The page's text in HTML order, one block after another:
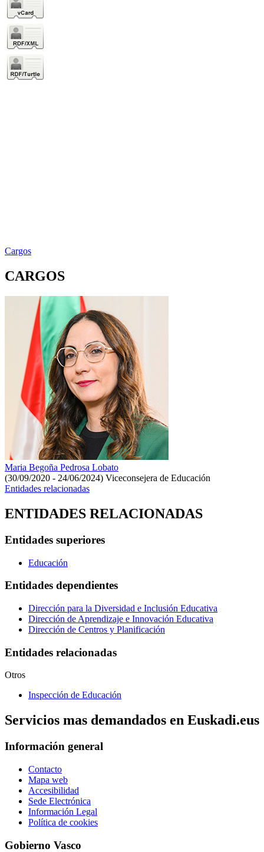
Cargos
CARGOS
Maria Begoña Pedrosa Lobato
(30/09/2020 - 24/06/2024) Viceconsejera de Educación
Entidades relacionadas
ENTIDADES RELACIONADAS
Entidades superiores
Educación
Entidades dependientes
Dirección para la Diversidad e Inclusión Educativa
Dirección de Aprendizaje e Innovación Educativa
Dirección de Centros y Planificación
Entidades relacionadas
Otros
Inspección de Educación
Servicios mas demandados en Euskadi.eus
Información general
Contacto
Mapa web
Accesibilidad
Sede Electrónica
Información Legal
Política de cookies
Gobierno Vasco